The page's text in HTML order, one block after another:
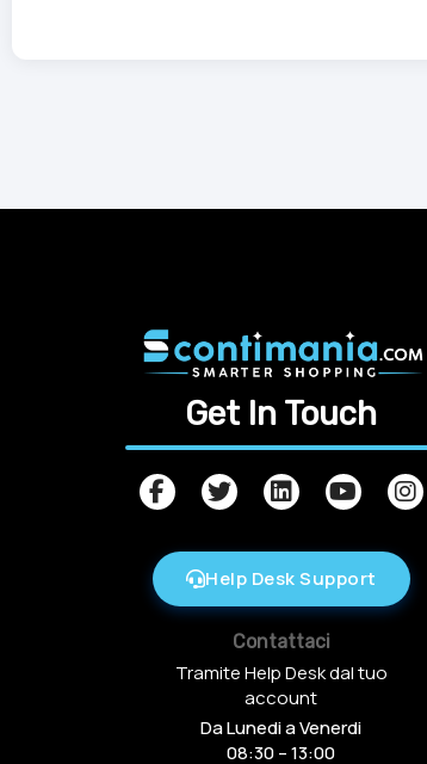
Get In Touch
Help Desk Support
Contattaci
Tramite Help Desk dal tuo
account
Da Lunedi a Venerdi
08:30 – 13:00